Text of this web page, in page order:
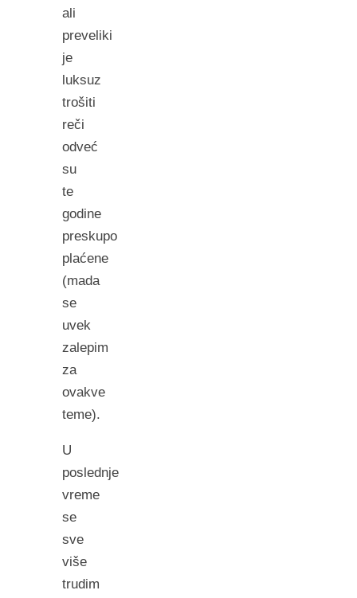
ali
preveliki
je
luksuz
trošiti
reči
odveć
su
te
godine
preskupo
plaćene
(mada
se
uvek
zalepim
za
ovakve
teme).
U
poslednje
vreme
se
sve
više
trudim